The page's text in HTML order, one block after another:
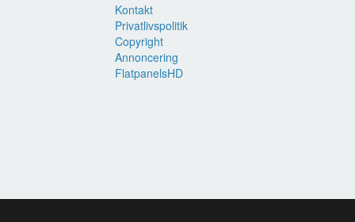
Kontakt
Privatlivspolitik
Copyright
Annoncering
FlatpanelsHD